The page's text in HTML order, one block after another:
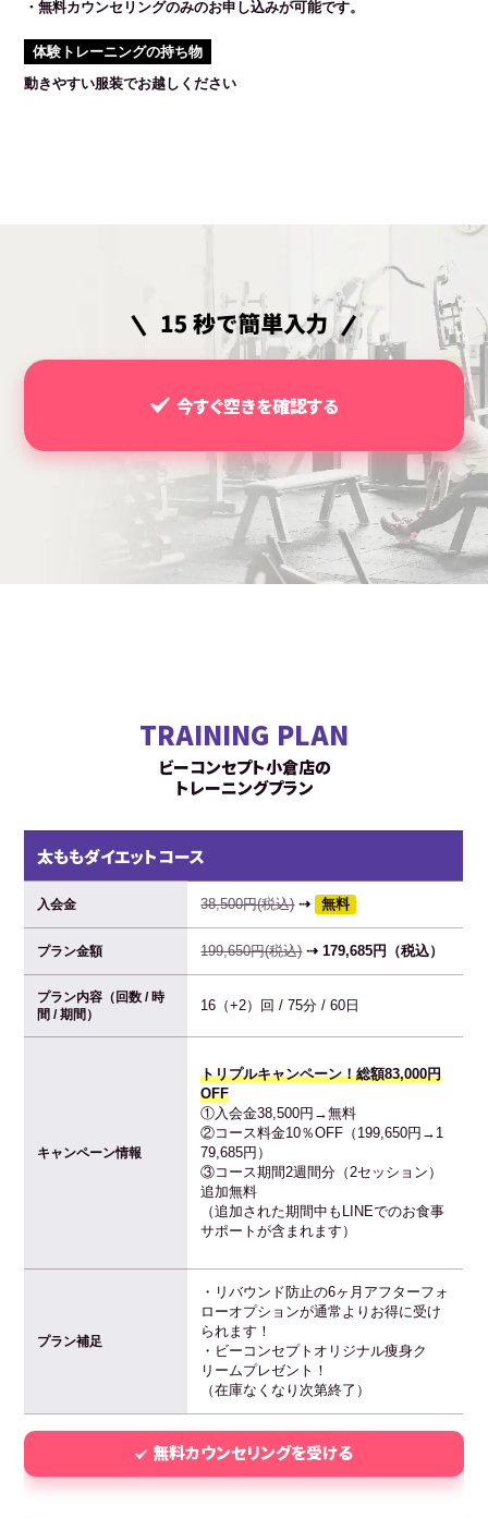
・無料カウンセリングのみのお申し込みが可能です。
体験トレーニングの持ち物
動きやすい服装でお越しください
今すぐ空きを確認する
TRAINING PLAN
ビーコンセプト小倉店の
トレーニングプラン
太ももダイエットコース
入会金 38,500円(税込)⇢ 無料
プラン金額 199,650円(税込)⇢ 179,685円（税込）
プラン内容（回数 / 時
間 / 期間）
16（+2）回 / 75分 / 60日
キャンペーン情報
トリプルキャンペーン！総額83,000円
OFF
①入会金38,500円→無料
②コース料金10％OFF（199,650円→1
79,685円）
③コース期間2週間分（2セッション）
追加無料
（追加された期間中もLINEでのお食事
サポートが含まれます）
プラン補足
・リバウンド防止の6ヶ月アフターフォ
ローオプションが通常よりお得に受け
られます！
・ビーコンセプトオリジナル痩身ク
リームプレゼント！
（在庫なくなり次第終了）
無料カウンセリングを受ける